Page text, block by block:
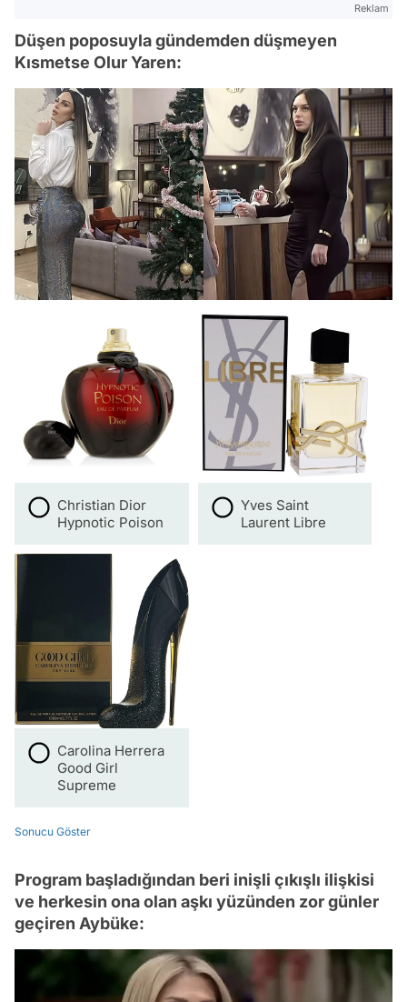
Reklam
Düşen poposuyla gündemden düşmeyen
Kısmetse Olur Yaren:
Christian Dior
Hypnotic Poison
Yves Saint
Laurent Libre
Carolina Herrera
Good Girl
Supreme
Sonucu Göster
Program başladığından beri inişli çıkışlı ilişkisi
ve herkesin ona olan aşkı yüzünden zor günler
geçiren Aybüke: